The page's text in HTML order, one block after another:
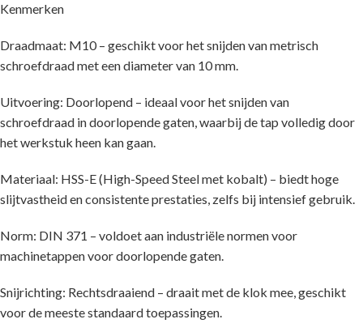
Kenmerken
Draadmaat: M10 – geschikt voor het snijden van metrisch
schroefdraad met een diameter van 10 mm.
Uitvoering: Doorlopend – ideaal voor het snijden van
schroefdraad in doorlopende gaten, waarbij de tap volledig door
het werkstuk heen kan gaan.
Materiaal: HSS-E (High-Speed Steel met kobalt) – biedt hoge
slijtvastheid en consistente prestaties, zelfs bij intensief gebruik.
Norm: DIN 371 – voldoet aan industriële normen voor
machinetappen voor doorlopende gaten.
Snijrichting: Rechtsdraaiend – draait met de klok mee, geschikt
voor de meeste standaard toepassingen.